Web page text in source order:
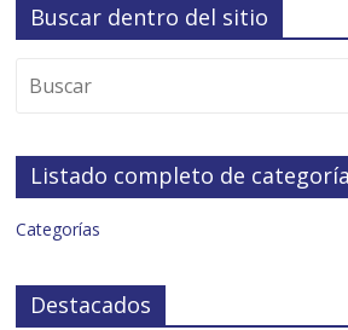
Buscar dentro del sitio
Listado completo de
Categorías
Destacados